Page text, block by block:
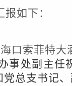
如下：
口索菲特大
事处副主任
总支书记